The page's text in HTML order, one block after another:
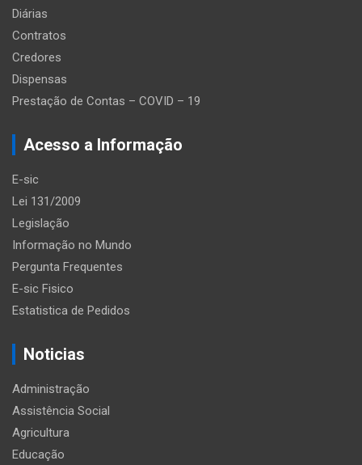
Diárias
Contratos
Credores
Dispensas
Prestação de Contas – COVID – 19
Acesso a Informação
E-sic
Lei 131/2009
Legislação
Informação no Mundo
Pergunta Frequentes
E-sic Fisico
Estatistica de Pedidos
Noticias
Administração
Assistência Social
Agricultura
Educação